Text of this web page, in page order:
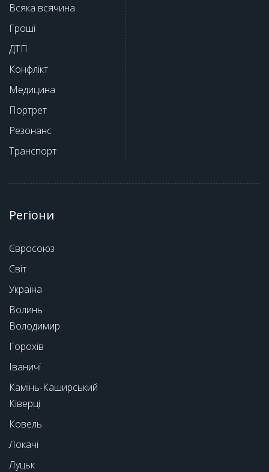
Всяка всячина
Гроші
ДТП
Конфлікт
Медицина
Портрет
Резонанс
Транспорт
Регіони
Євросоюз
Світ
Україна
Волинь
Володимир
Горохів
Іваничі
Камінь-Каширський
Ківерці
Ковель
Локачі
Луцьк